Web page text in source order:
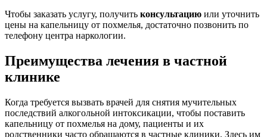
Чтобы заказать услугу, получить консультацию или уточнить
цены на капельницу от похмелья, достаточно позвонить по
телефону центра наркологии.
Преимущества лечения в частной
клинике
Когда требуется вызвать врачей для снятия мучительных
последствий алкогольной интоксикации, чтобы поставить
капельницу от похмелья на дому, пациенты и их
родственники часто обращаются в частные клиники. Здесь им